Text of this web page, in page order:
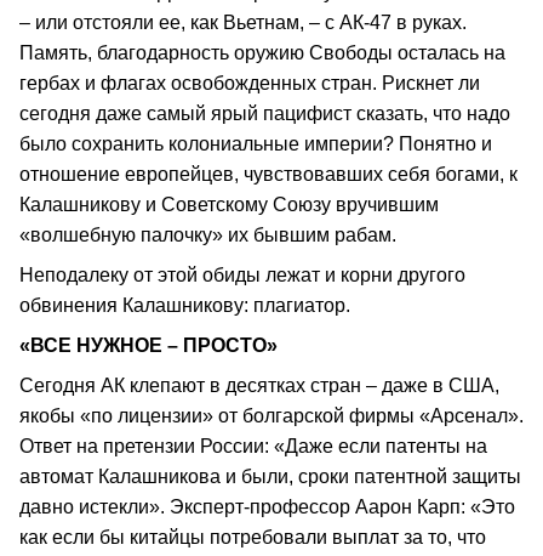
– или отстояли ее, как Вьетнам, – с АК-47 в руках.
Память, благодарность оружию Свободы осталась на
гербах и флагах освобожденных стран. Рискнет ли
сегодня даже самый ярый пацифист сказать, что надо
было сохранить колониальные империи? Понятно и
отношение европейцев, чувствовавших себя богами, к
Калашникову и Советскому Союзу вручившим
«волшебную палочку» их бывшим рабам.
Неподалеку от этой обиды лежат и корни другого
обвинения Калашникову: плагиатор.
«ВСЕ НУЖНОЕ – ПРОСТО»
Сегодня АК клепают в десятках стран – даже в США,
якобы «по лицензии» от болгарской фирмы «Арсенал».
Ответ на претензии России: «Даже если патенты на
автомат Калашникова и были, сроки патентной защиты
давно истекли». Эксперт-профессор Аарон Карп: «Это
как если бы китайцы потребовали выплат за то, что